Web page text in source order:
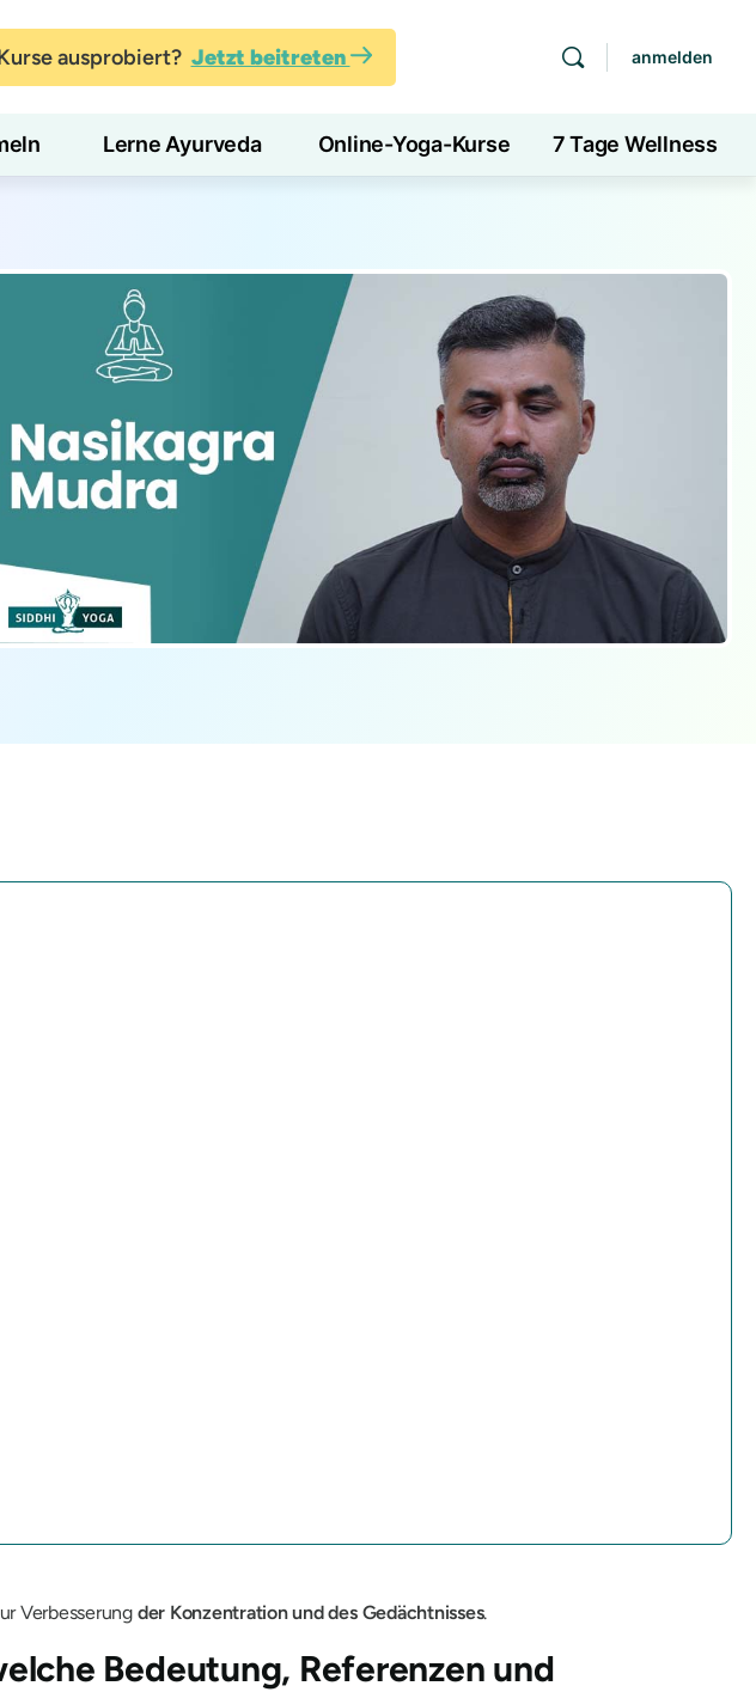
ausprobiert? Jetzt beitreten anmelden
Lerne Ayurveda Online-Yoga-Kurse 7 Tage Wellness
Verbesserung der Konzentration und des Gedächtnisses.
Bedeutung, Referenzen und